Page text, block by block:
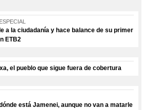
a la ciudadanía y hace balance de su primer
ETB2
el pueblo que sigue fuera de cobertura
está Jamenei, aunque no van a matarle